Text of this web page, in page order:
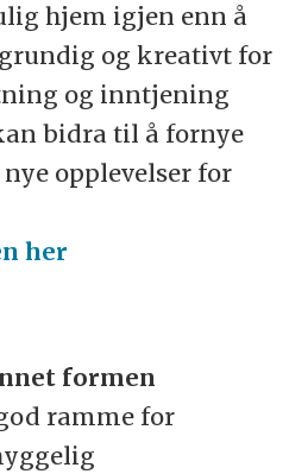
hjem igjen enn å
og kreativt for
og inntjening
bidra til å fornye
opplevelser for
her
formen
ramme for